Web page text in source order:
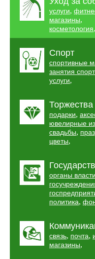
услуги,
магазины,
косметология,
Спорт
спортивные
занятия
услуги,
Торжества
подарки,
ювелирные
свадьбы,
цветы,
органы власти
политика,
связь, почта,
магазины,